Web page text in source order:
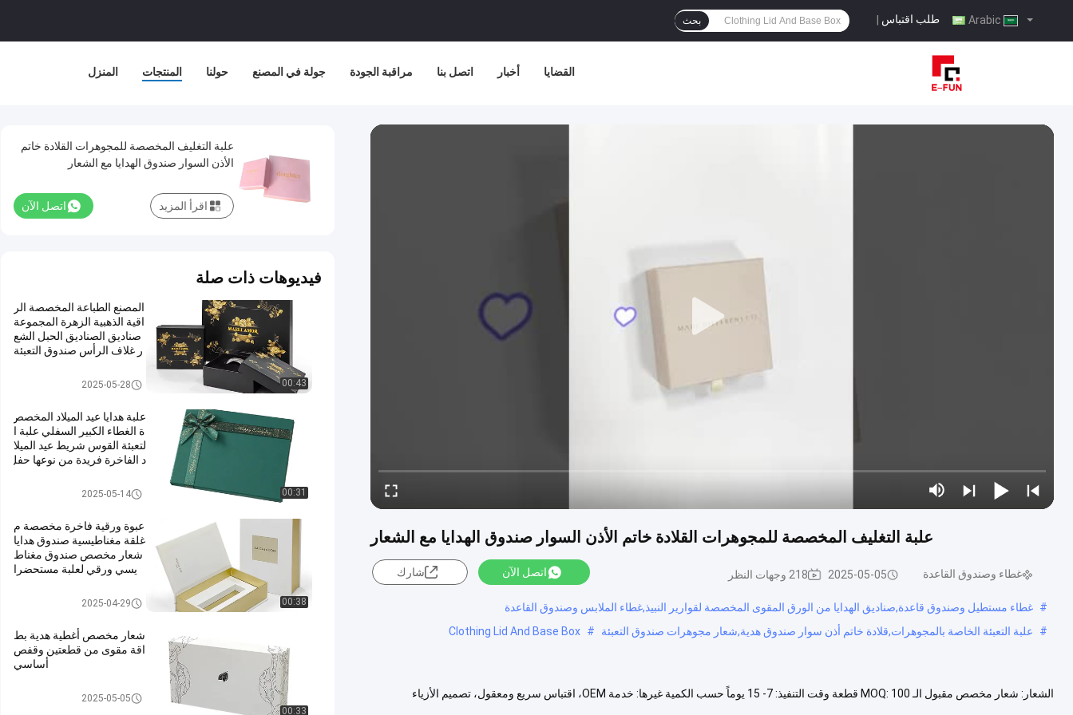
طلب اقتباس بحث
المنزل المنتجات حولنا جولة في المصنع مراقبة الجودة اتصل بنا أخبار القضايا
علبة التغليف المخصصة للمجوهرات القلادة خاتم الأذن السوار صندوق الهدايا مع الشعار
غطاء وصندوق القاعدة 2025-05-05 218 وجهات النظر اتصل الآن شارك
# غطاء مستطيل وصندوق قاعدة,صناديق الهدايا من الورق المقوى المخصصة لقوارير النبيذ,غطاء الملابس وصندوق القاعدة
#
علبة التعبئة الخاصة بالمجوهرات,قلادة خاتم أذن سوار صندوق هدية,شعار مجوهرات صندوق التعبئة #
Clothing Lid And Base Box
الشعار: شعار مخصص مقبول الـ MOQ: 100 قطعة وقت التنفيذ: 7- 15 يوماً حسب الكمية غيرها: خدمة OEM، اقتباس سريع ومعقول، تصميم الأزياء
علبة التغليف المخصصة للمجوهرات القلادة خاتم
الأذن السوار صندوق الهدايا مع الشعار
اتصل الآن اقرأ المزيد
فيديوهات ذات صلة
00:43
المصنع الطباعة المخصصة الر
اقية الذهبية الزهرة المجموعة
صناديق الصناديق الحبل الشع
ر غلاف الرأس صندوق التعبئة
غطاء وصندوق القاعدة2025-05-28
00:31
علبة هدايا عيد الميلاد المخصص
ة الغطاء الكبير السفلي علبة ا
لتعبئة القوس شريط عيد الميلا
د الفاخرة فريدة من نوعها حفل
غطاء وصندوق القاعدة2025-05-14
00:38
عبوة ورقية فاخرة مخصصة م
غلقة مغناطيسية صندوق هدايا
شعار مخصص صندوق مغناط
يسي ورقي لعلبة مستحضرا
صندوق تغليف مغناطيسي
2025-04-29
00:33
شعار مخصص أغطية هدية بط
اقة مقوى من قطعتين وقفص
أساسي
غطاء وصندوق القاعدة2025-05-05